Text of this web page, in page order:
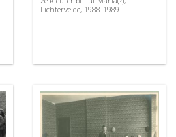
Lichtervelde, 1988-1989